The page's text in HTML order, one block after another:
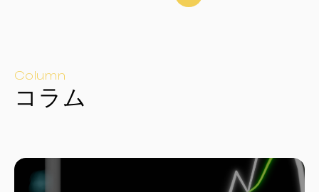
Column
コ ラ ム